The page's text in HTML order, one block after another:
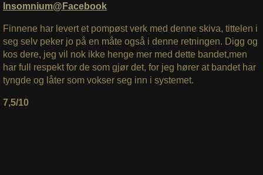
Insomnium@Facebook
Finnene har levert et pompøst verk med denne skiva, tittelen i
seg selv peker jo på en måte også i denne retningen. Digg og
kos dere, jeg vil nok ikke henge mer med dette bandet,men
har full respekt for de som gjør det, for jeg hører at bandet har
tyngde og låter som vokser seg inn i systemet.
7,5/10